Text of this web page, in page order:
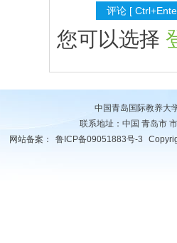
您可以选择
中国青岛国际教养大
联系地址：中国 青岛市
网站备案：
鲁ICP备09051883号-3